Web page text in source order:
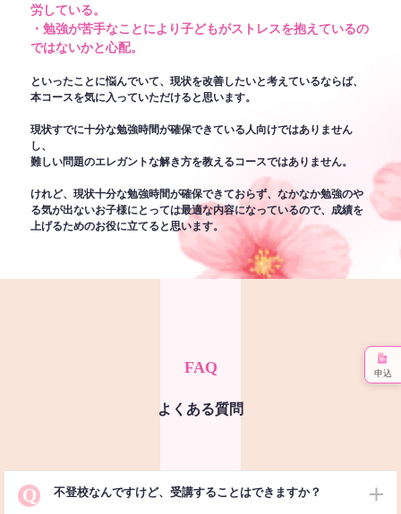
労している。
・勉強が苦手なことにより子どもがストレスを抱えているの
ではないかと心配。
といったことに悩んでいて、現状を改善したいと考えているならば、
本コースを気に入っていただけると思います。
現状すでに十分な勉強時間が確保できている人向けではありません
し、
難しい問題のエレガントな解き方を教えるコースではありません。
けれど、現状十分な勉強時間が確保できておらず、なかなか勉強のや
る気が出ないお子様にとっては最適な内容になっているので、成績を
上げるためのお役に立てると思います。
FAQ
よくある質問
Q 不登校なんですけど、受講することはできますか？
申込